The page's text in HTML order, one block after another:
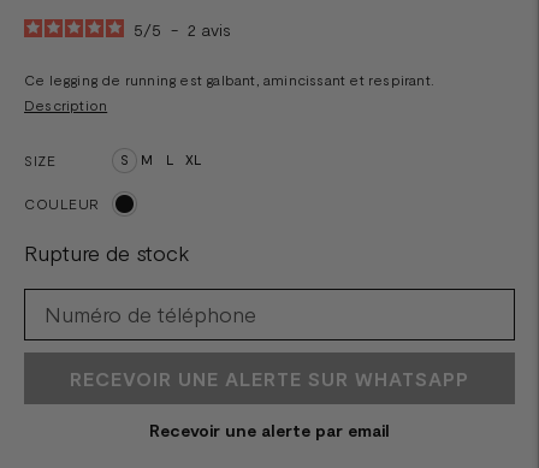
5/5 - 2 avis
Ce legging de running est galbant, amincissant et respirant.
Description
SIZE S M L XL
COULEUR
Rupture de stock
RECEVOIR UNE ALERTE SUR WHATSAPP
Recevoir une alerte par email